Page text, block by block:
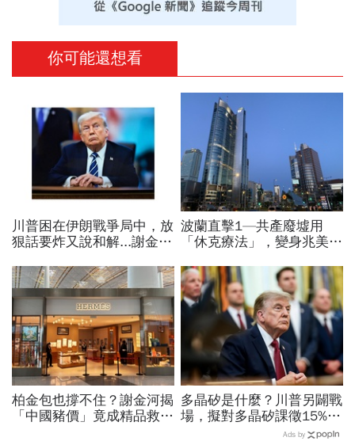
你可能還想看
川普困在伊朗戰爭局中，放
狠話要炸又說和解...謝金河
一個國家的未來
波蘭直擊1—共產廢墟用
「休克療法」，變身兆美元
花30年重新養活餵壯
柏金包也撐不住？謝金河揭
「中國豬價」竟成精品救命
多晶矽是什麼？川普另闢戰
場，擬對多晶矽課徵15%關
稅…劍指中國？晶片與太陽
Ads by